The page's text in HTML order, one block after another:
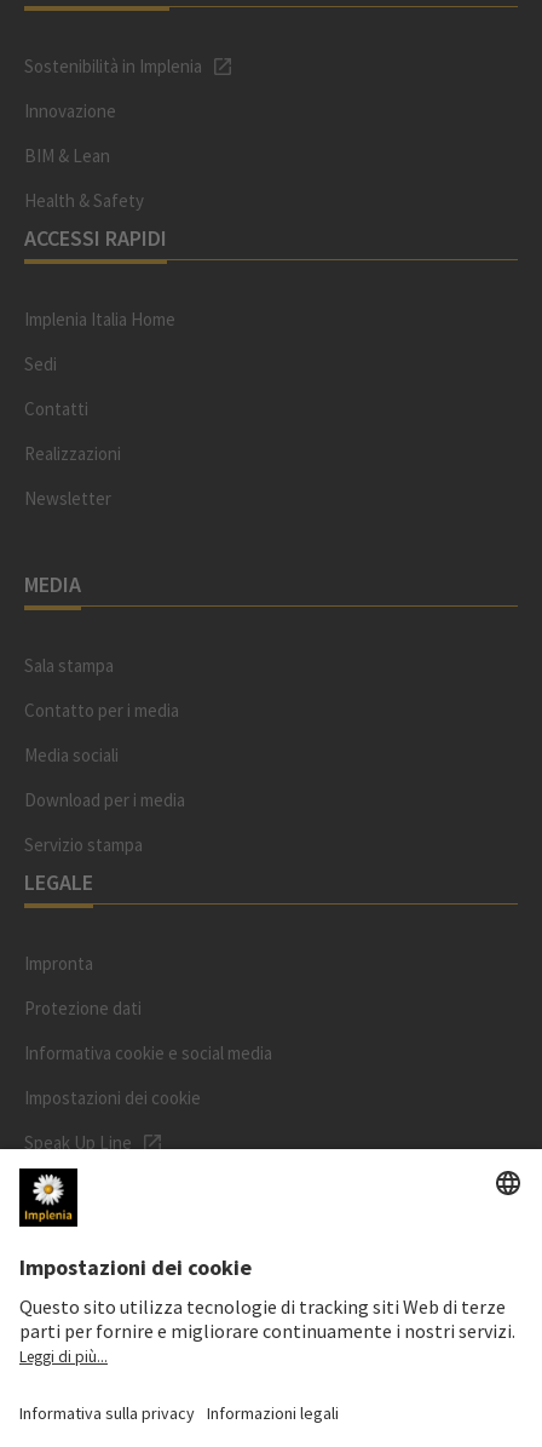
Sostenibilità in Implenia
Innovazione
BIM & Lean
Health & Safety
ACCESSI RAPIDI
Implenia Italia Home
Sedi
Contatti
Realizzazioni
Newsletter
MEDIA
Sala stampa
Contatto per i media
Media sociali
Download per i media
Servizio stampa
LEGALE
Impronta
Protezione dati
Informativa cookie e social media
Impostazioni dei cookie
Speak Up Line
PREZZO DELL'AZIONE
ISIN: CH0023868554
62,70 CHF
-0,50 CHF (-0,79%)